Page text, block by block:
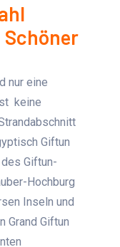
Schöner
nur eine
keine
Giftun
Giftun-
Hochburg
Inseln und
Grand Giftun